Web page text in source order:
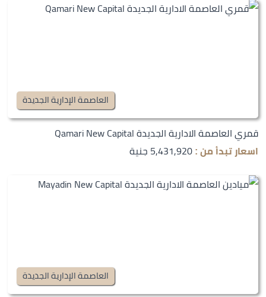
العاصمة الإدارية الجديدة
قمري العاصمة الادارية الجديدة Qamari New Capital
اسعار تبدأ من : 5,431,920 جنية
العاصمة الإدارية الجديدة